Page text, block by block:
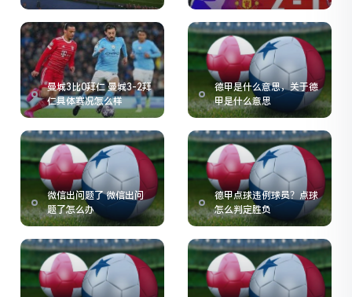
曼城3比0拜仁 曼城3-2拜
仁具体赛况怎么样
德甲是什么意思，关于德
甲是什么意思
微信出问题了 微信出问
题了怎么办
德甲点球违例球员？点球
怎么判定胜负